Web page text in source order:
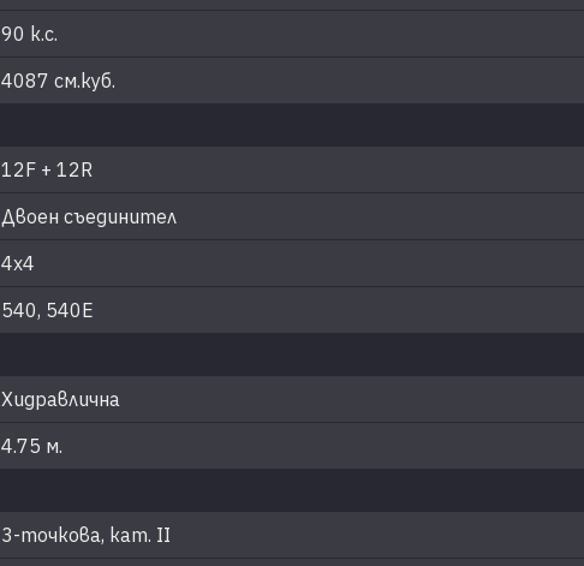
90 к.с.
4087 см.куб.
12F + 12R
Двоен съединител
4х4
540, 540E
Хидравлична
4.75 м.
3-точкова, кат. II